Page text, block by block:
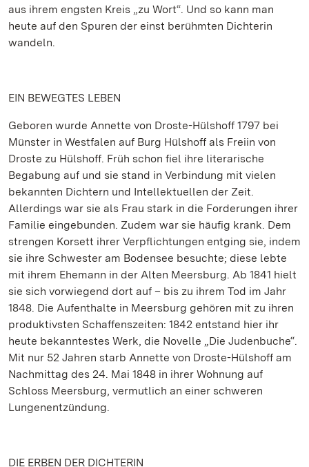
aus ihrem engsten Kreis „zu Wort“. Und so kann man
heute auf den Spuren der einst berühmten Dichterin
wandeln.
EIN BEWEGTES LEBEN
Geboren wurde Annette von Droste-Hülshoff 1797 bei
Münster in Westfalen auf Burg Hülshoff als Freiin von
Droste zu Hülshoff. Früh schon fiel ihre literarische
Begabung auf und sie stand in Verbindung mit vielen
bekannten Dichtern und Intellektuellen der Zeit.
Allerdings war sie als Frau stark in die Forderungen ihrer
Familie eingebunden. Zudem war sie häufig krank. Dem
strengen Korsett ihrer Verpflichtungen entging sie, indem
sie ihre Schwester am Bodensee besuchte; diese lebte
mit ihrem Ehemann in der Alten Meersburg. Ab 1841 hielt
sie sich vorwiegend dort auf – bis zu ihrem Tod im Jahr
1848. Die Aufenthalte in Meersburg gehören mit zu ihren
produktivsten Schaffenszeiten: 1842 entstand hier ihr
heute bekanntestes Werk, die Novelle „Die Judenbuche“.
Mit nur 52 Jahren starb Annette von Droste-Hülshoff am
Nachmittag des 24. Mai 1848 in ihrer Wohnung auf
Schloss Meersburg, vermutlich an einer schweren
Lungenentzündung.
DIE ERBEN DER DICHTERIN